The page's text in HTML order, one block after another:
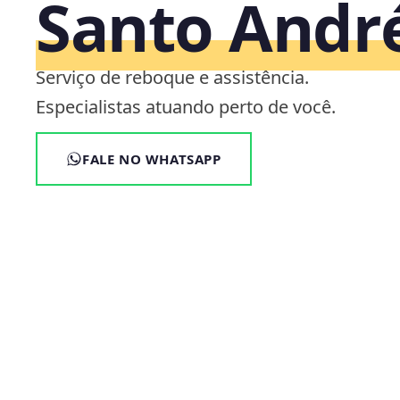
Santo
Serviço de reboque e assistência.
Especialistas atuando perto de você.
FALE NO WHATSAPP